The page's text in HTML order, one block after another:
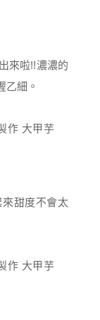
來啦!!濃濃的
乙細。
甜度不會太